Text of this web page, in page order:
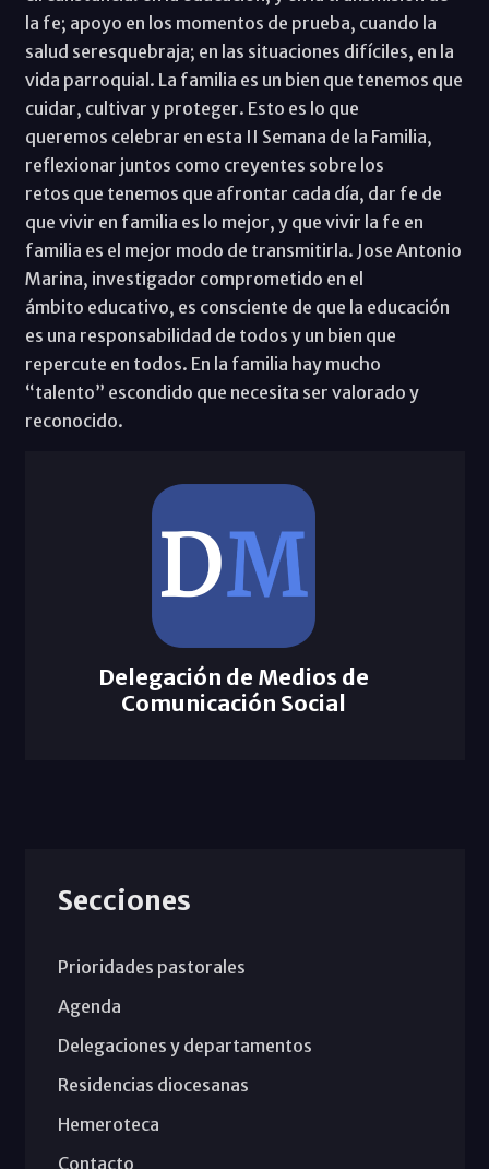
la fe; apoyo en los momentos de prueba, cuando la
salud seresquebraja; en las situaciones difíciles, en la
vida parroquial. La familia es un bien que tenemos que
cuidar, cultivar y proteger. Esto es lo que
queremos celebrar en esta II Semana de la Familia,
reflexionar juntos como creyentes sobre los
retos que tenemos que afrontar cada día, dar fe de
que vivir en familia es lo mejor, y que vivir la fe en
familia es el mejor modo de transmitirla. Jose Antonio
Marina, investigador comprometido en el
ámbito educativo, es consciente de que la educación
es una responsabilidad de todos y un bien que
repercute en todos. En la familia hay mucho
“talento” escondido que necesita ser valorado y
reconocido.
Delegación de Medios de
Comunicación Social
Secciones
Prioridades pastorales
Agenda
Delegaciones y departamentos
Residencias diocesanas
Hemeroteca
Contacto